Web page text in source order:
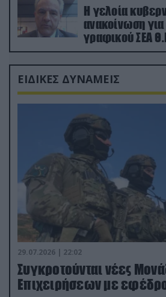
Η γελοία
ανακοίνωση
γραφικού ΣΕΑ
Ρώσους φαρσέρ
ΕΙΔΙΚΕΣ ΔΥΝΑΜΕΙΣ
29.07.2026 | 22:02
Συγκροτούνται νέες
Επιχειρήσεων με